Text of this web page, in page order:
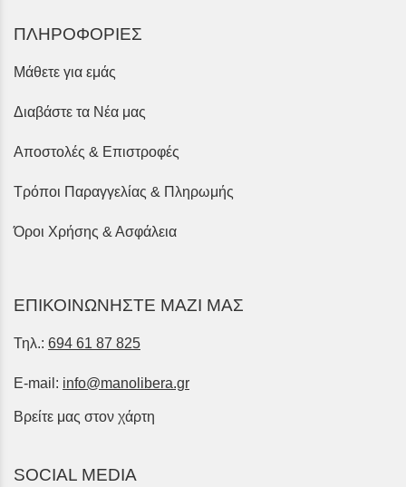
ΠΛΗΡΟΦΟΡΙΕΣ
Μάθετε για εμάς
Διαβάστε τα Νέα μας
Αποστολές & Επιστροφές
Τρόποι Παραγγελίας & Πληρωμής
Όροι Χρήσης & Ασφάλεια
ΕΠΙΚΟΙΝΩΝΗΣΤΕ ΜΑΖΙ ΜΑΣ
Τηλ.: 694 61 87 825
E-mail: info@manolibera.gr
Βρείτε μας στον χάρτη
SOCIAL MEDIA